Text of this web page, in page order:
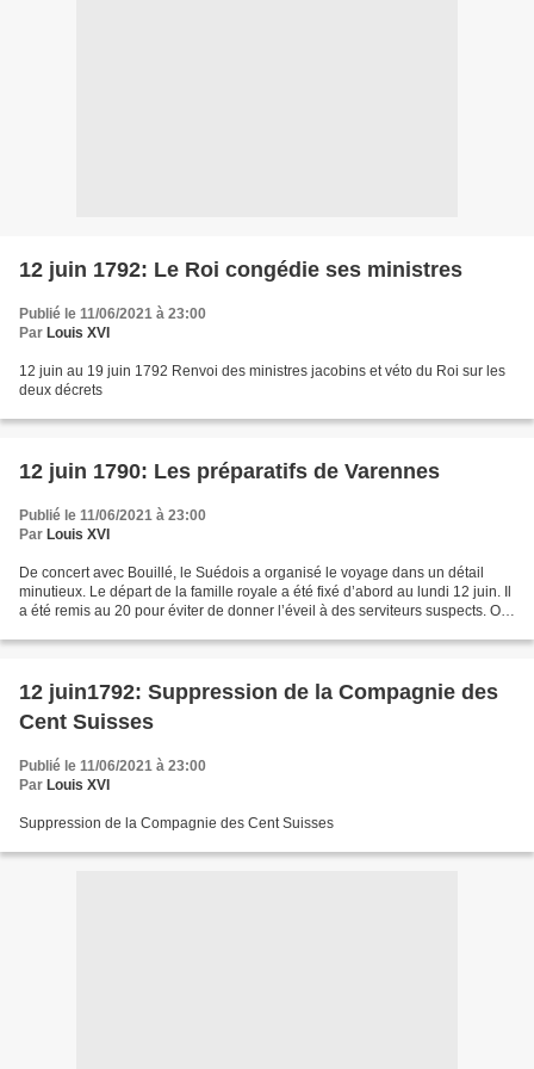
12 juin 1792: Le Roi congédie ses ministres
Publié le 11/06/2021 à 23:00
Par Louis XVI
12 juin au 19 juin 1792 Renvoi des ministres jacobins et véto du Roi sur les
deux décrets
12 juin 1790: Les préparatifs de Varennes
Publié le 11/06/2021 à 23:00
Par Louis XVI
De concert avec Bouillé, le Suédois a organisé le voyage dans un détail
minutieux. Le départ de la famille royale a été fixé d’abord au lundi 12 juin. Il
a été remis au 20 pour éviter de donner l’éveil à des serviteurs suspects. On
12 juin1792: Suppression de la Compagnie des
Cent Suisses
Publié le 11/06/2021 à 23:00
Par Louis XVI
Suppression de la Compagnie des Cent Suisses